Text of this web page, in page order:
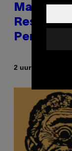
Marvel
2 uur geleden